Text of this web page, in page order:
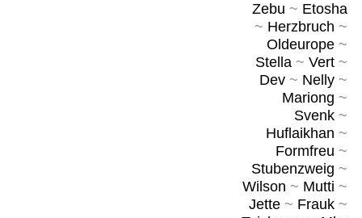
Zebu ~ Etosha
~ Herzbruch ~
Oldeurope~
Stella~ Vert~
Dev~ Nelly~
Mariong ~
Svenk~
Huflaikhan ~
Formfreu ~
Stubenzweig ~
Wilson ~ Mutti ~
Jette~ Frauk~